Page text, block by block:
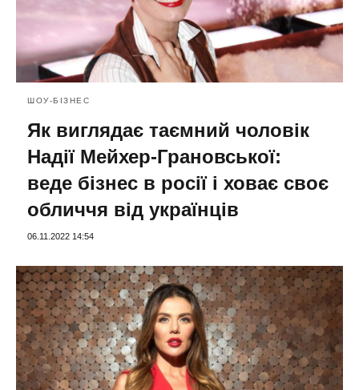
ШОУ-БІЗНЕС
Як виглядає таємний чоловік
Надії Мейхер-Грановської:
веде бізнес в росії і ховає своє
обличчя від українців
06.11.2022 14:54